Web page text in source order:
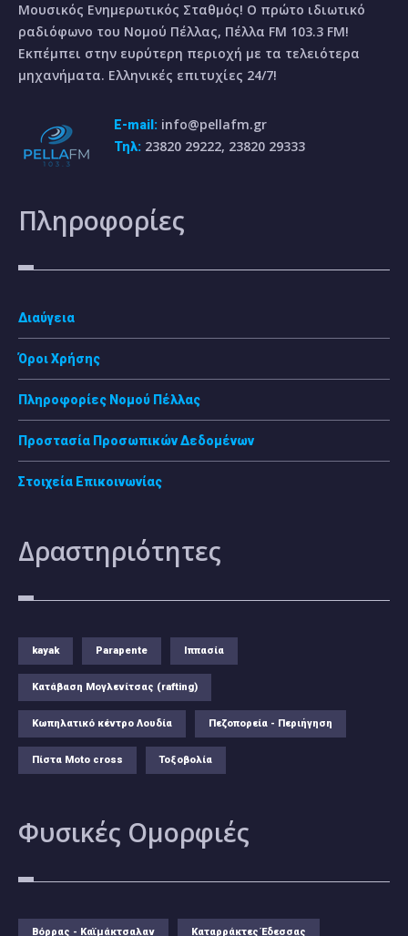
Μουσικός Ενημερωτικός Σταθμός! Ο πρώτο ιδιωτικό
ραδιόφωνο του Νομού Πέλλας, Πέλλα FM 103.3 FM!
Εκπέμπει στην ευρύτερη περιοχή με τα τελειότερα
μηχανήματα. Ελληνικές επιτυχίες 24/7!
E-mail: info@pellafm.gr
Τηλ: 23820 29222, 23820 29333
Πληροφορίες
Διαύγεια
Όροι Χρήσης
Πληροφορίες Νομού Πέλλας
Προστασία Προσωπικών Δεδομένων
Στοιχεία Επικοινωνίας
Δραστηριότητες
kayak Parapente Ιππασία
Κατάβαση Μογλενίτσας (rafting)
Κωπηλατικό κέντρο Λουδία Πεζοπορεία - Περιήγηση
Πίστα Moto cross Τοξοβολία
Φυσικές Ομορφιές
Βόρρας - Καϊμάκτσαλαν Καταρράκτες Έδεσσας